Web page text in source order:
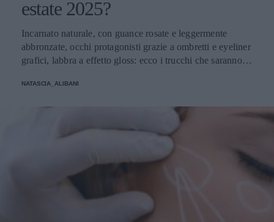
estate 2025?
Incarnato naturale, con guance rosate e leggermente
abbronzate, occhi protagonisti grazie a ombretti e eyeliner
grafici, labbra a effetto gloss: ecco i trucchi che saranno
NATASCIA_ALIBANI